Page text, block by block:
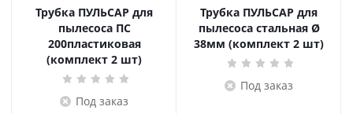
Трубка ПУЛЬСАР для
пылесоса ПС
200пластиковая
(комплект 2 шт)
Под заказ
Трубка ПУЛЬСАР для
пылесоса стальная Ø
38мм (комплект 2 шт)
Под заказ